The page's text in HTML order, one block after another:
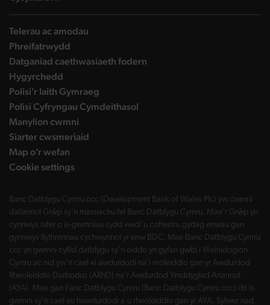
Telerau ac amodau
Phreifatrwydd
Datganiad caethwasiaeth fodern
Hygyrchedd
Polisi’r Iaith Gymraeg
Polisi Cyfryngau Cymdeithasol
Manylion cwmni
Siarter cwsmeriaid
Map o’r wefan
Cookie settings
Banc Datblygu Cymru ccc (Development Bank of Wales Plc) yw cwmni
daliannol Grŵp sy'n masnachu fel Banc Datblygu Cymru. Mae'r Grŵp yn
cynnwys nifer o is-gwmnïau sydd wedi'u cofrestru gydag enwau gan
gynnwys llythrennau cychwynnol yr enw BDC. Mae Banc Datblygu Cymru
ccc yn gwmni cyllid datblygu sy'n eiddo yn gyfan gwbl i Weinidogion
Cymru ac nid yw'n cael ei awdurdodi na'i reoleiddio gan yr Awdurdod
Rheoleiddio Darbodus (ARhD) na'r Awdurdod Ymddygiad Ariannol
(AYA). Mae gan Fanc Datblygu Cymru (Banc Datblygu Cymru ccc) dri is-
gwmni sy'n cael eu hawdurdodi a'u rheoleiddio gan yr AYA. Sylwer nad